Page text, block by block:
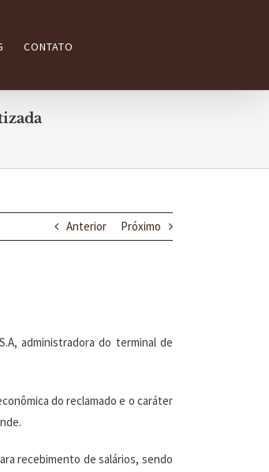
CONTATO
Anterior Próximo
administradora do terminal de
do reclamado e o caráter
recebimento de salários, sendo